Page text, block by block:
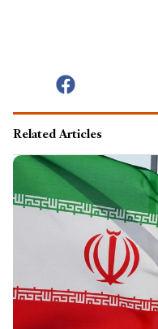
Related Articles